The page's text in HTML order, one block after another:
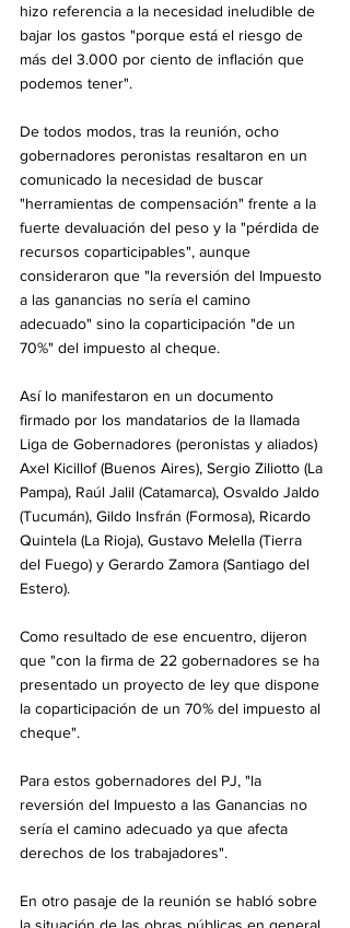
hizo referencia a la necesidad ineludible de
bajar los gastos "porque está el riesgo de
más del 3.000 por ciento de inflación que
podemos tener".
De todos modos, tras la reunión, ocho
gobernadores peronistas resaltaron en un
comunicado la necesidad de buscar
"herramientas de compensación" frente a la
fuerte devaluación del peso y la "pérdida de
recursos coparticipables", aunque
consideraron que "la reversión del Impuesto
a las ganancias no sería el camino
adecuado" sino la coparticipación "de un
70%" del impuesto al cheque.
Así lo manifestaron en un documento
firmado por los mandatarios de la llamada
Liga de Gobernadores (peronistas y aliados)
Axel Kicillof (Buenos Aires), Sergio Ziliotto (La
Pampa), Raúl Jalil (Catamarca), Osvaldo Jaldo
(Tucumán), Gildo Insfrán (Formosa), Ricardo
Quintela (La Rioja), Gustavo Melella (Tierra
del Fuego) y Gerardo Zamora (Santiago del
Estero).
Como resultado de ese encuentro, dijeron
que "con la firma de 22 gobernadores se ha
presentado un proyecto de ley que dispone
la coparticipación de un 70% del impuesto al
cheque".
Para estos gobernadores del PJ, "la
reversión del Impuesto a las Ganancias no
sería el camino adecuado ya que afecta
derechos de los trabajadores".
En otro pasaje de la reunión se habló sobre
la situación de las obras públicas en general,